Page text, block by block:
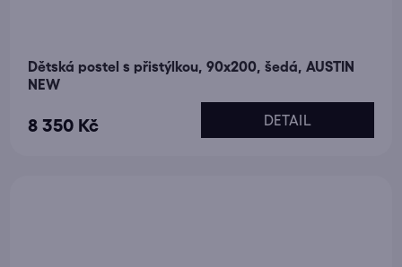
Dětská postel s přistýlkou, 90x200, šedá, AUSTIN
NEW
8 350 Kč DETAIL